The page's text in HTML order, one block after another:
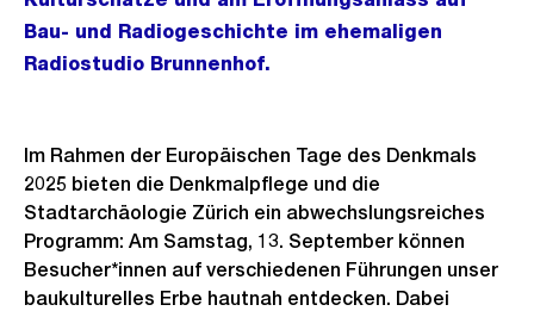
Bau- und Radiogeschichte im ehemaligen
Radiostudio Brunnenhof.
Im Rahmen der Europäischen Tage des Denkmals
2025 bieten die Denkmalpflege und die
Stadtarchäologie Zürich ein abwechslungsreiches
Programm: Am Samstag, 13. September können
Besucher*innen auf verschiedenen Führungen unser
baukulturelles Erbe hautnah entdecken. Dabei